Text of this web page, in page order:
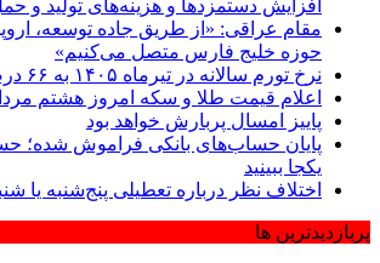
افزایش دستمزدها و هزینه‌های تولید و
مقام عراقی: «از طریق جاده توسعه،
حوزه خلیج فارس متصل می‌کنیم»
نرخ تورم سالانه در تیرماه ۱۴۰۵ به ۶۶ درصد رسید
اعلام قیمت طلا و سکه امروز هشتم
پاییز امسال پربارش خواهد بود
پایان حساب‌های بانکی فراموش شده؛
یکجا ببینید
اختلاف نظر درباره تعطیلی پنج‌شنبه یا
پربازدیدترین ها